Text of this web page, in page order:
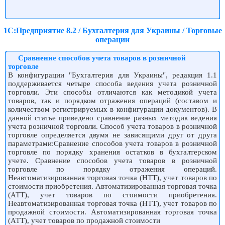
1С:Предприятие 8.2 / Бухгалтерия для Украины / Торговые
операции
Сравнение способов учета товаров в розничной
торговле
В конфигурации "Бухгалтерия для Украины", редакция 1.1
поддерживается четыре способа ведения учета розничной
торговли. Эти способы отличаются как методикой учета
товаров, так и порядком отражения операций (составом и
количеством регистрируемых в конфигурации документов). В
данной статье приведено сравнение разных методик ведения
учета розничной торговли. Способ учета товаров в розничной
торговле определяется двумя не зависящими друг от друга
параметрами:Сравнение способов учета товаров в розничной
торговле по порядку хранения остатков в бухгалтерском
учете. Сравнение способов учета товаров в розничной
торговле по порядку отражения операций.
Неавтоматизированная торговая точка (НТТ), учет товаров по
стоимости приобретения. Автоматизированная торговая точка
(АТТ), учет товаров по стоимости приобретения.
Неавтоматизированная торговая точка (НТТ), учет товаров по
продажной стоимости. Автоматизированная торговая точка
(АТТ), учет товаров по продажной стоимости